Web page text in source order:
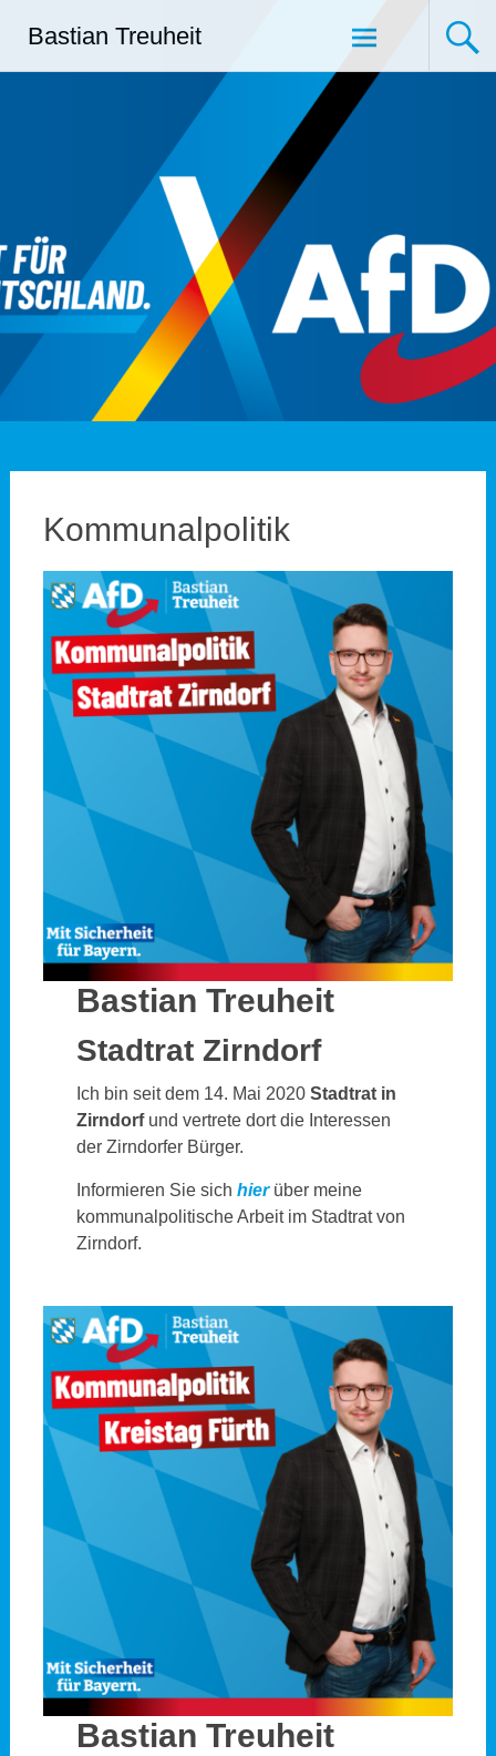
InhaltBastian Treuheit
Kommunalpolitik
Bastian Treuheit
Stadtrat Zirndorf
Ich bin seit dem 14. Mai 2020 Stadtrat in
Zirndorfund vertrete dort die Interessen
der Zirndorfer Bürger.
Informieren Sie sich hierüber meine
kommunalpolitische Arbeit im Stadtrat von
Zirndorf.
Bastian Treuheit